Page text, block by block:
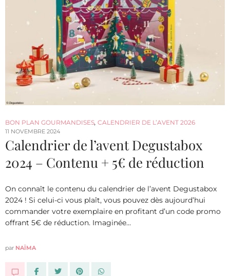
BON PLAN GOURMANDISES, CALENDRIER DE L’AVENT 2026
11 NOVEMBRE 2024
Calendrier de l’avent Degustabox
2024 – Contenu + 5€ de réduction
On connaît le contenu du calendrier de l’avent Degustabox
2024 ! Si celui-ci vous plaît, vous pouvez dès aujourd’hui
commander votre exemplaire en profitant d’un code promo
offrant 5€ de réduction. Imaginée…
par NAÏMA